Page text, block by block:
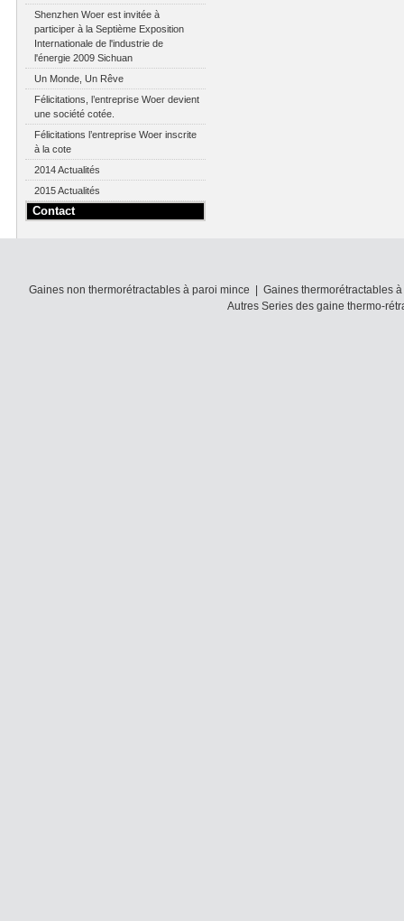
Shenzhen Woer est invitée à
participer à la Septième Exposition
Internationale de l'industrie de
l'énergie 2009 Sichuan
Un Monde, Un Rêve
Félicitations, l’entreprise Woer devient
une société cotée.
Félicitations l’entreprise Woer inscrite
à la cote
2014 Actualités
2015 Actualités
Contact
Gaines non thermorétractables à paroi mince
Gaines thermorétractables
Autres Series des gaine thermo-